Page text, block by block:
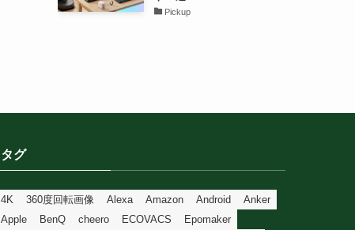
Pickup
タグ
4K 360度回転画像 Alexa Amazon Android
Anker
Apple
BenQ cheero ECOVACS
Epomaker